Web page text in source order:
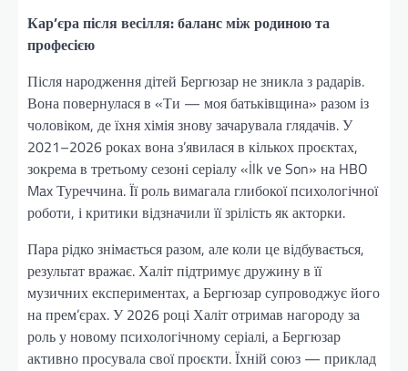
Кар’єра після весілля: баланс між родиною та
професією
Після народження дітей Бергюзар не зникла з радарів.
Вона повернулася в «Ти — моя батьківщина» разом із
чоловіком, де їхня хімія знову зачарувала глядачів. У
2021–2026 роках вона з’явилася в кількох проєктах,
зокрема в третьому сезоні серіалу «İlk ve Son» на HBO
Max Туреччина. Її роль вимагала глибокої психологічної
роботи, і критики відзначили її зрілість як акторки.
Пара рідко знімається разом, але коли це відбувається,
результат вражає. Халіт підтримує дружину в її
музичних експериментах, а Бергюзар супроводжує його
на прем’єрах. У 2026 році Халіт отримав нагороду за
роль у новому психологічному серіалі, а Бергюзар
активно просувала свої проєкти. Їхній союз — приклад